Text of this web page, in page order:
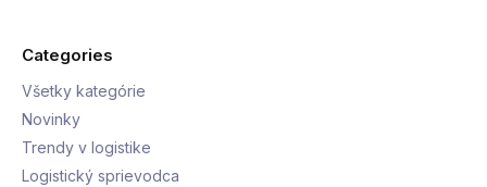
Categories
Všetky kategórie
Novinky
Trendy v logistike
Logistický sprievodca